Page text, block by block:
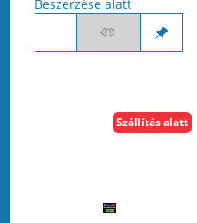
Beszerzése alatt
Szállítás alatt